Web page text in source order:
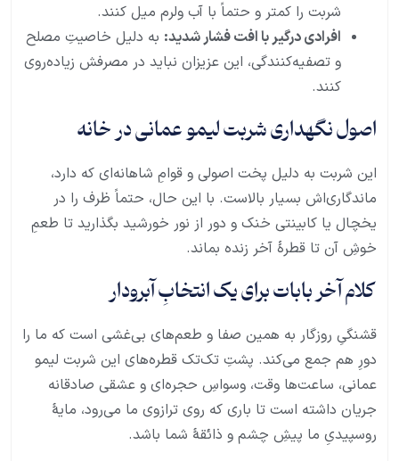
شربت را کمتر و حتماً با آب ولرم میل کنند.
افرادی درگیر با افت فشار شدید: به دلیل خاصیتِ مصلح
و تصفیه‌کنندگی، این عزیزان نباید در مصرفش زیاده‌روی
کنند.
اصول نگهداری شربت لیمو عمانی در خانه
این شربت به دلیل پخت اصولی و قوامِ شاهانه‌ای که دارد،
ماندگاری‌اش بسیار بالاست. با این حال، حتماً ظرف را در
یخچال یا کابینتی خنک و دور از نور خورشید بگذارید تا طعمِ
خوشِ آن تا قطرهٔ آخر زنده بماند.
کلام آخر بابات برای یک انتخابِ آبرودار
قشنگیِ روزگار به همین صفا و طعم‌های بی‌غشی است که ما را
دورِ هم جمع می‌کند. پشتِ تک‌تک قطره‌های این شربت لیمو
عمانی، ساعت‌ها وقت، وسواسِ حجره‌ای و عشقی صادقانه
جریان داشته است تا باری که روی ترازوی ما می‌رود، مایهٔ
روسپیدیِ ما پیشِ چشم و ذائقهٔ شما باشد.